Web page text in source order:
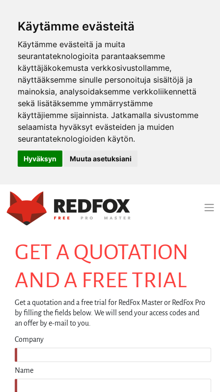
Käytämme evästeitä
Käytämme evästeitä ja muita
seurantateknologioita parantaaksemme
käyttäjäkokemusta verkkosivustollamme,
näyttääksemme sinulle personoituja sisältöjä ja
mainoksia, analysoidaksemme verkkoliikennettä
sekä lisätäksemme ymmärrystämme
käyttäjiemme sijainnista. Jatkamalla sivustomme
selaamista hyväksyt evästeiden ja muiden
seurantateknologioiden käytön.
Hyväksyn Muuta asetuksiani
GET A QUOTATION
AND A FREE TRIAL
Get a quotation and a free trial for RedFox Master or RedFox Pro
by filling the fields below. We will send your access codes and
an offer by e-mail to you.
Company
Name